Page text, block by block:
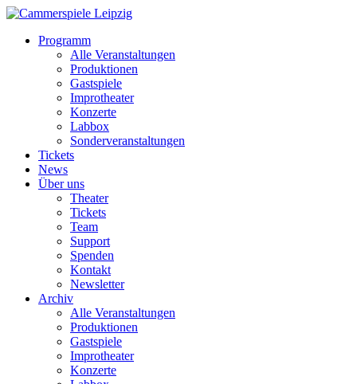
Programm
Alle Veranstaltungen
Produktionen
Gastspiele
Improtheater
Konzerte
Labbox
Sonderveranstaltungen
Tickets
News
Über uns
Theater
Tickets
Team
Support
Spenden
Kontakt
Newsletter
Archiv
Alle Veranstaltungen
Produktionen
Gastspiele
Improtheater
Konzerte